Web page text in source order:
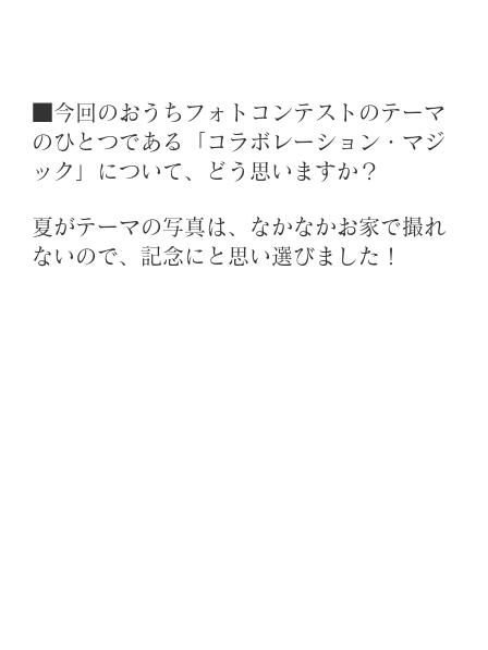
■今回のおうちフォトコンテストのテーマ
のひとつである「コラボレーション・マジ
ック」について、どう思いますか？
夏がテーマの写真は、なかなかお家で撮れ
ないので、記念にと思い選びました！